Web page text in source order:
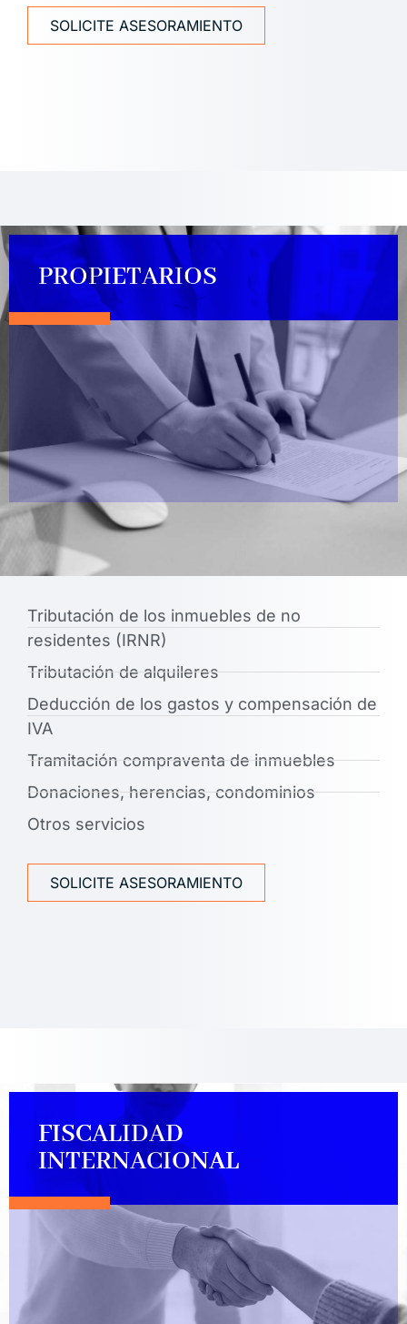
SOLICITE ASESORAMIENTO
PROPIETARIOS
Tributación de los inmuebles de no
residentes (IRNR)
Tributación de alquileres
Deducción de los gastos y compensación de
IVA
Tramitación compraventa de inmuebles
Donaciones, herencias, condominios
Otros servicios
SOLICITE ASESORAMIENTO
FISCALIDAD
INTERNACIONAL